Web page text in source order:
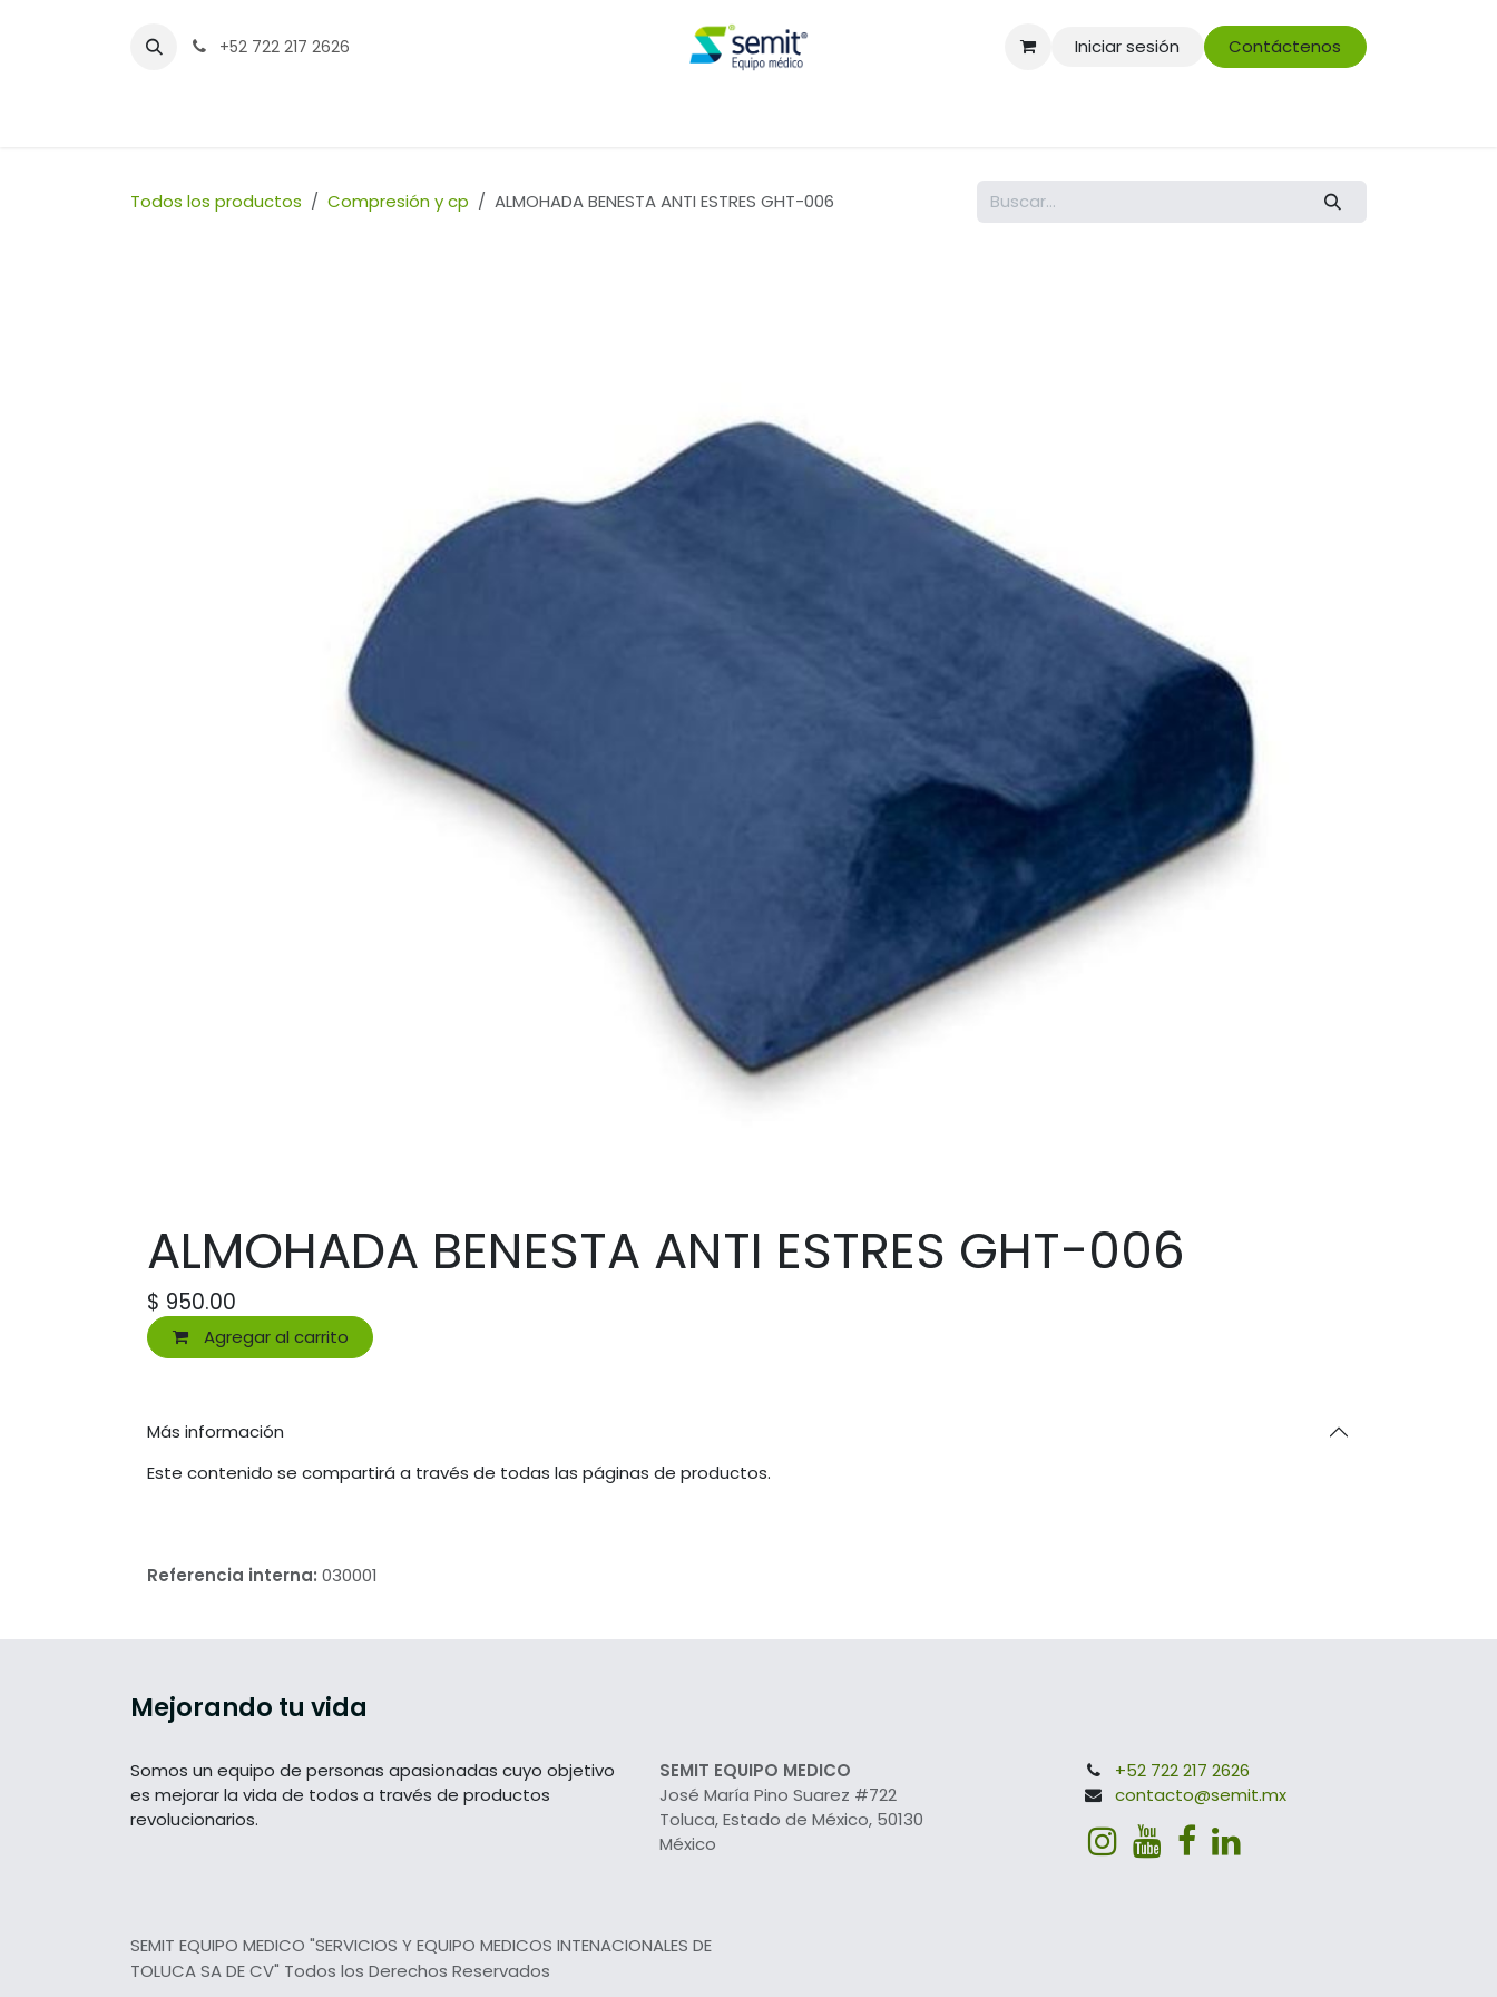
+52 722 217 2626 Iniciar sesión Contáctenos
Todos los productos Compresión y cp ALMOHADA BENESTA ANTI ESTRES GHT-006
ALMOHADA BENESTA ANTI ESTRES GHT-006
$ 950.00
Agregar al carrito
Más información
Este contenido se compartirá a través de todas las páginas de productos.
Referencia interna: 030001
Mejorando tu vida
Somos un equipo de personas apasionadas cuyo objetivo
es mejorar la vida de todos a través de productos
revolucionarios.
SEMIT EQUIPO MEDICO
José María Pino Suarez #722
Toluca, Estado de México, 50130
México
+52 722 217 2626
contacto@semit.mx
SEMIT EQUIPO MEDICO "SERVICIOS Y EQUIPO MEDICOS INTENACIONALES DE
TOLUCA SA DE CV" Todos los Derechos Reservados